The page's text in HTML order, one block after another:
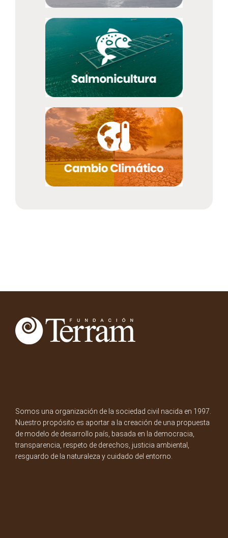
Somos una organización de la sociedad civil nacida en 1997.
Nuestro propósito es aportar a la creación de una propuesta
de modelo de desarrollo país, basada en la democracia,
transparencia, respeto de derechos, justicia ambiental,
resguardo de la naturaleza y cuidado del entorno.